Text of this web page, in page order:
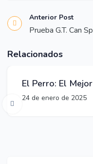
Anterior Post
Prueba G.T. Can
Relacionados
Articulos,
El Perro: El
24 de enero de 2025